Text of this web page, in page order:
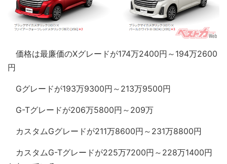
価格は最廉価のXグレードが174万2400円～194万2600
円
Gグレードが193万9300円～213万9500円
G-Tグレードが206万5800円～209万
カスタムGグレードが211万8600円～231万8800円
カスタムG-Tグレードが225万7200円～228万1400円